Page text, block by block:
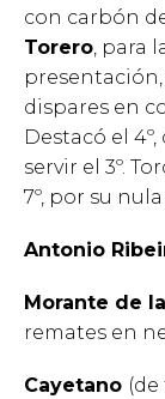
con carbón
Torero , para
dispares en
Destacó el
servir el 3º.
7º, por su
Antonio
Morante de
remates en
Cayetano